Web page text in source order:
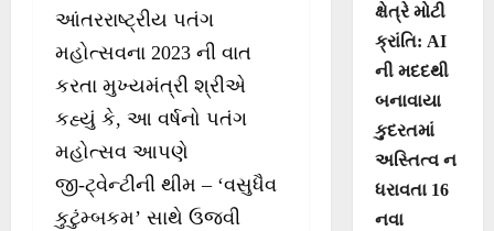
આંતરરાષ્ટ્રીય પતંગ
મહોત્સવના 2023 ની વાત
કરતા મુખ્યમંત્રી શ્રીએ
કહ્યું કે, આ વર્ષનો પતંગ
મહોત્સવ આપણે
જી-ટ્વેન્ટીની થીમ – ‘વસુધૈવ
કુટુંમ્બકમ’ સાથે ઉજવી
ક્ષેત્રે મોટી
ક્રાંતિ: AI
ની મદદથી
બનાવાયા
કુદરતમાં
અસ્તિત્વ ન
ધરાવતા 16
નવા